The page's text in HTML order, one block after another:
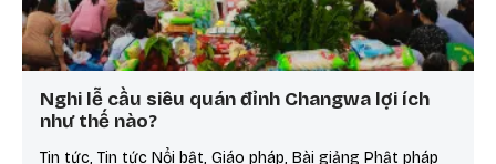
Nghi lễ cầu siêu quán đỉnh Changwa lợi ích
như thế nào?
Tin tức, Tin tức Nổi bật, Giáo pháp, Bài giảng Phật pháp